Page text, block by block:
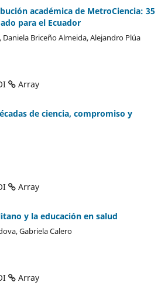
académica de MetroCiencia: 35
para el Ecuador
Briceño Almeida, Alejandro Plúa
Array
de ciencia, compromiso y
Array
y la educación en salud
Gabriela Calero
Array